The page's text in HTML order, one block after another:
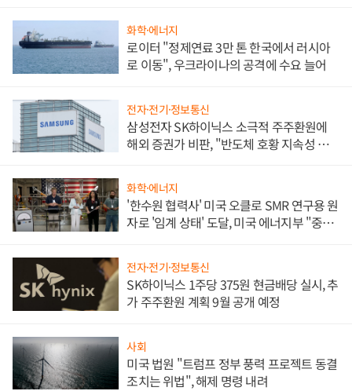
화학·에너지
로이터 "정제연료 3만 톤 한국에서 러시아
로 이동", 우크라이나의 공격에 수요 늘어
전자·전기·정보통신
삼성전자 SK하이닉스 소극적 주주환원에
해외 증권가 비판, "반도체 호황 지속성 의
화학·에너지
'한수원 협력사' 미국 오클로 SMR 연구용 원
자로 '임계 상태' 도달, 미국 에너지부 "중요
전자·전기·정보통신
SK하이닉스 1주당 375원 현금배당 실시, 추
가 주주환원 계획 9월 공개 예정
사회
미국 법원 "트럼프 정부 풍력 프로젝트 동결
조치는 위법", 해제 명령 내려